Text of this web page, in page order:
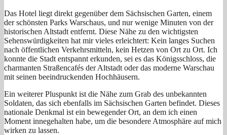
Das Hotel liegt direkt gegenüber dem Sächsischen Garten, einem
der schönsten Parks Warschaus, und nur wenige Minuten von der
historischen Altstadt entfernt. Diese Nähe zu den wichtigsten
Sehenswürdigkeiten hat mir vieles erleichtert: Kein langes Suchen
nach öffentlichen Verkehrsmitteln, kein Hetzen von Ort zu Ort. Ich
konnte die Stadt entspannt erkunden, sei es das Königsschloss, die
charmanten Straßencafés der Altstadt oder das moderne Warschau
mit seinen beeindruckenden Hochhäusern.
Ein weiterer Pluspunkt ist die Nähe zum Grab des unbekannten
Soldaten, das sich ebenfalls im Sächsischen Garten befindet. Dieses
nationale Denkmal ist ein bewegender Ort, an dem ich einen
Moment innegehalten habe, um die besondere Atmosphäre auf mich
wirken zu lassen.